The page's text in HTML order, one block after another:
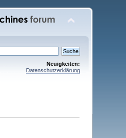
Neuigkeiten:
Datenschutzerklärung